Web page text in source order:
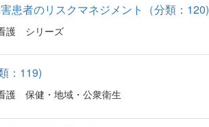
患者のリスクマネジメント（分類：120)
護 シリーズ
：119)
護 保健・地域・公衆衛生